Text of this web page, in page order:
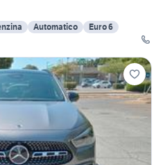
Automatico
Euro 6